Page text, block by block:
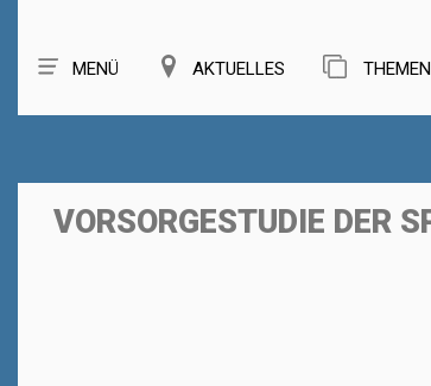
MENÜ AKTUELLES THEMEN
VORSORGESTUDIE DER